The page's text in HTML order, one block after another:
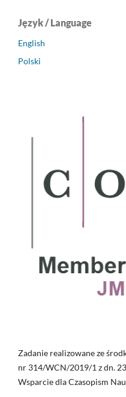
Język / Language
English
Polski
Zadanie realizowane ze
nr 314/WCN/2019/1 z dn.
Wsparcie dla Czasopism